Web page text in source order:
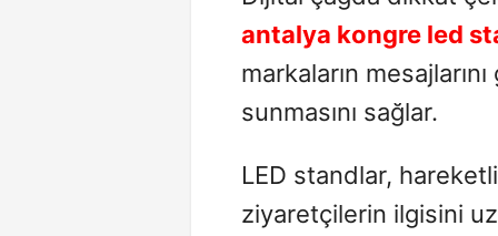
antalya kongre led
markaların
sunmasını sağlar.
LED standlar,
ziyaretçilerin ilgisini